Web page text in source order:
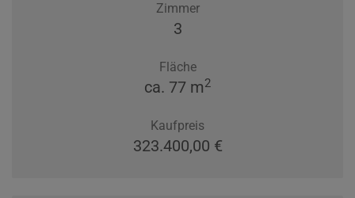
Zimmer
3
Fläche
ca. 77 m2
Kaufpreis
323.400,00 €